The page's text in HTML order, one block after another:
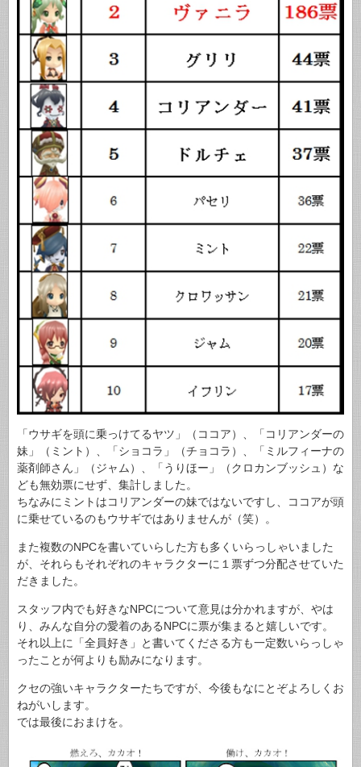
「ウサギを頭に乗っけてるヤツ」（ココア）、「コリアンダーの
妹」（ミント）、「ショコラ」（チョコラ）、「ミルフィーナの
薬剤師さん」（ジャム）、「うりほー」（クロカンブッシュ）な
ども無効票にせず、集計しました。
ちなみにミントはコリアンダーの妹ではないですし、ココアが頭
に乗せているのもウサギではありませんが（笑）。
また複数のNPCを書いていらした方も多くいらっしゃいました
が、それらもそれぞれのキャラクターに１票ずつ分配させていた
だきました。
スタッフ内でも好きなNPCについて意見は分かれますが、やは
り、みんな自分の愛着のあるNPCに票が集まると嬉しいです。
それ以上に「全員好き」と書いてくださる方も一定数いらっしゃ
ったことが何よりも励みになります。
クセの強いキャラクターたちですが、今後もなにとぞよろしくお
ねがいします。
では最後におまけを。